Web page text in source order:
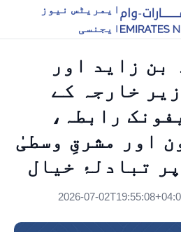
ایمریٹس نیوز
ایجنسی
بن زاید اور
خارجہ کے
رابطہ،
اور مشرقِ وسطیٰ
تبادلۂ خیال
2026-07-